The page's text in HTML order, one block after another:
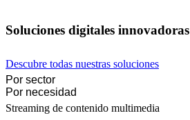
Soluciones digitales innovadoras
Descubre todas nuestras soluciones
Por sector
Por necesidad
Streaming de contenido multimedia